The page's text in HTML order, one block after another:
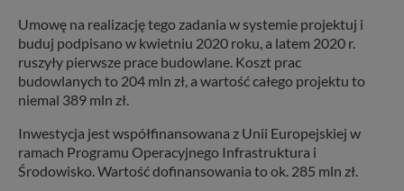
Umowę na realizację tego zadania w systemie projektuj i
buduj podpisano w kwietniu 2020 roku, a latem 2020 r.
ruszyły pierwsze prace budowlane. Koszt prac
budowlanych to 204 mln zł, a wartość całego projektu to
niemal 389 mln zł.
Inwestycja jest współfinansowana z Unii Europejskiej w
ramach Programu Operacyjnego Infrastruktura i
Środowisko. Wartość dofinansowania to ok. 285 mln zł.